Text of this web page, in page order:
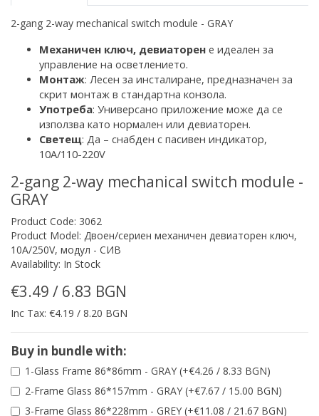
2-gang 2-way mechanical switch module - GRAY
Механичен ключ, девиаторен е идеален за
управление на осветлението.
Монтаж: Лесен за инсталиране, предназначен за
скрит монтаж в стандартна конзола.
Употреба: Универсано приложение може да се
използва като нормален или девиаторен.
Светещ: Да – снабден с пасивен индикатор,
10A/110-220V
2-gang 2-way mechanical switch module -
GRAY
Product Code: 3062
Product Model: Двоен/сериен механичен девиаторен ключ,
10A/250V, модул - СИВ
Availability: In Stock
€3.49 / 6.83 BGN
Inc Tax: €4.19 / 8.20 BGN
Buy in bundle with:
1-Glass Frame 86*86mm - GRAY (+€4.26 / 8.33 BGN)
2-Frame Glass 86*157mm - GRAY (+€7.67 / 15.00 BGN)
3-Frame Glass 86*228mm - GREY (+€11.08 / 21.67 BGN)